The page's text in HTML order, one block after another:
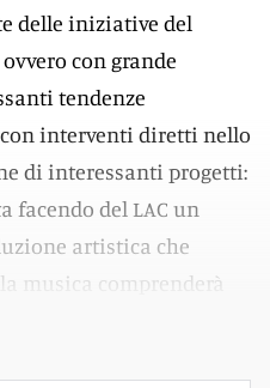
delle iniziative del
con grande
tendenze
interventi diretti nello
di interessanti progetti:
facendo del LAC un
artistica che
musica comprenderà